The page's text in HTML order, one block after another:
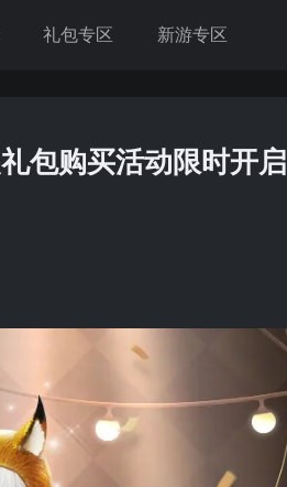
礼包专区 新游专区
包购买活动限时开启